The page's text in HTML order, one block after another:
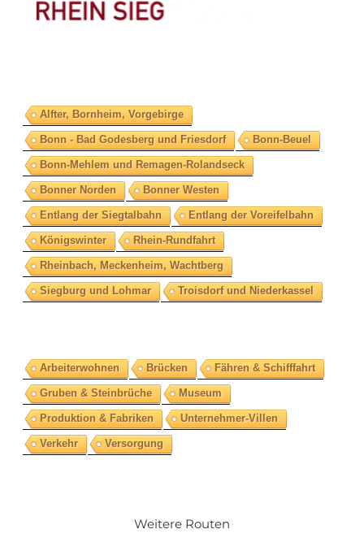
Alfter, Bornheim, Vorgebirge
Bonn - Bad Godesberg und Friesdorf Bonn-Beuel
Bonn-Mehlem und Remagen-Rolandseck
Bonner Norden Bonner Westen
Entlang der Siegtalbahn Entlang der Voreifelbahn
Königswinter Rhein-Rundfahrt
Rheinbach, Meckenheim, Wachtberg
Siegburg und Lohmar Troisdorf und Niederkassel
Arbeiterwohnen Brücken Fähren & Schifffahrt
Gruben & Steinbrüche Museum
Produktion & Fabriken Unternehmer-Villen
Verkehr Versorgung
Weitere Routen